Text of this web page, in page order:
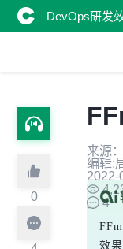
DevOps研发
0
来源
编辑:
2022-
4
效